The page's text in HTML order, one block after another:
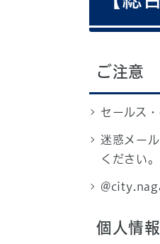
ご注意
セールス
迷惑メー
ください。
個人情